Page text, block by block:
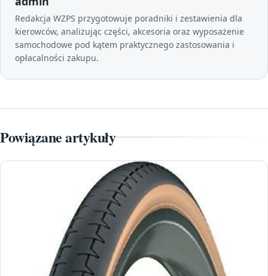
Redakcja WZPS przygotowuje poradniki i zestawienia dla
kierowców, analizując części, akcesoria oraz wyposażenie
samochodowe pod kątem praktycznego zastosowania i
opłacalności zakupu.
Powiązane artykuły